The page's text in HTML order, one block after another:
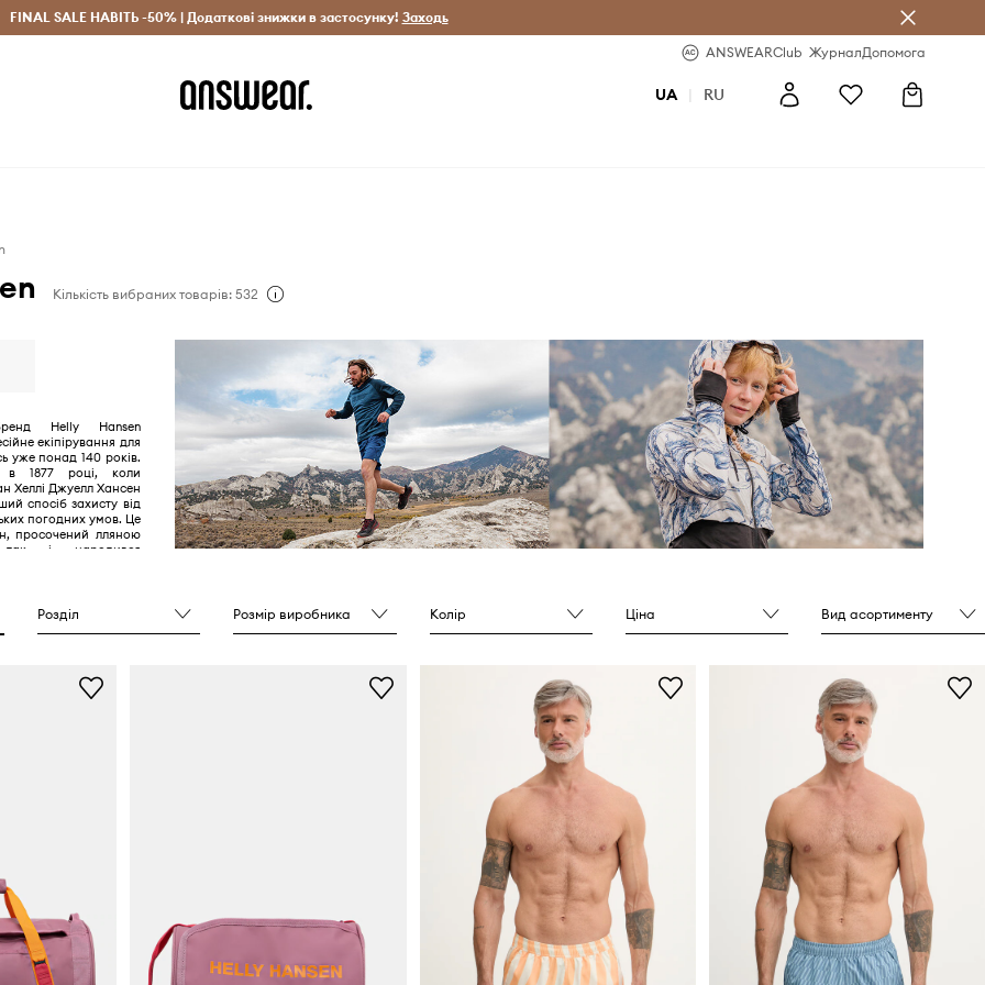
Лише оригінальні товари Заощаджуй з Answear Club
FINAL SALE НАВІТЬ -50% | Додаткові знижки в застосунку! Заходь
ANSWEARClub ЖурналДопомога
UA | RU
Кількість вибраних товарів: 532
Helly Hansen
екіпірування для
уже понад 140 років.
в 1877 році, коли
Хеллі Джуелл Хансен
спосіб захисту від
погодних умов. Це
просочений лляною
і народився
Розділ Розмір виробника Колір Ціна Вид асортименту